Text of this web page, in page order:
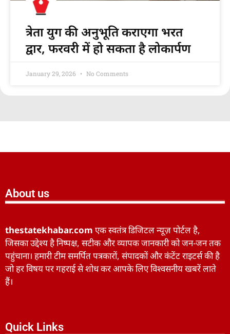
त्रेता युग की अनुभूति कराएगा भरत
द्वार, फरवरी में हो सकता है लोकार्पण
January 29, 2026 No Comments
About us
thestatekhabar.com एक स्वतंत्र डिजिटल न्यूज़ पोर्टल है,
जिसका उद्देश्य है निष्पक्ष, सटीक और व्यापक जानकारी को जन-जन तक
पहुंचाना। हमारी टीम समर्पित पत्रकारों, संपादकों और कंटेंट राइटर्स की है
जो हर विषय पर गहराई से शोध कर आपके लिए विश्वसनीय खबरें लाते
हैं।
Quick Links